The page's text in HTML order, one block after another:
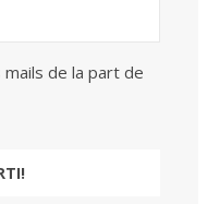
de la part de